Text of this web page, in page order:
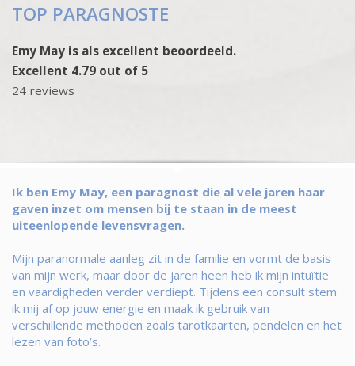
TOP PARAGNOSTE
Emy May is als excellent beoordeeld.
Excellent 4.79 out of 5
24 reviews
Ik ben Emy May, een paragnost die al vele jaren haar
gaven inzet om mensen bij te staan in de meest
uiteenlopende levensvragen.
Mijn paranormale aanleg zit in de familie en vormt de basis
van mijn werk, maar door de jaren heen heb ik mijn intuïtie
en vaardigheden verder verdiept. Tijdens een consult stem
ik mij af op jouw energie en maak ik gebruik van
verschillende methoden zoals tarotkaarten, pendelen en het
lezen van foto’s.